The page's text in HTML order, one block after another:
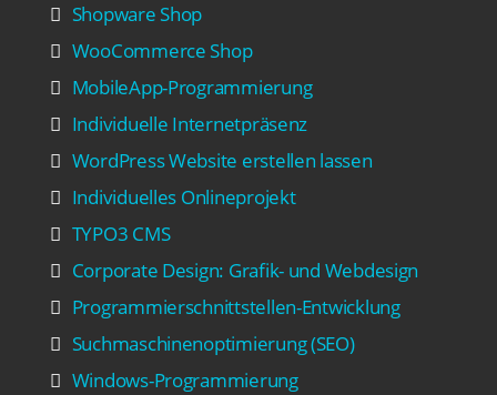
Shopware Shop
WooCommerce Shop
MobileApp-Programmierung
Individuelle Internetpräsenz
WordPress Website erstellen lassen
Individuelles Onlineprojekt
TYPO3 CMS
Corporate Design: Grafik- und Webdesign
Programmierschnittstellen-Entwicklung
Suchmaschinenoptimierung (SEO)
Windows-Programmierung